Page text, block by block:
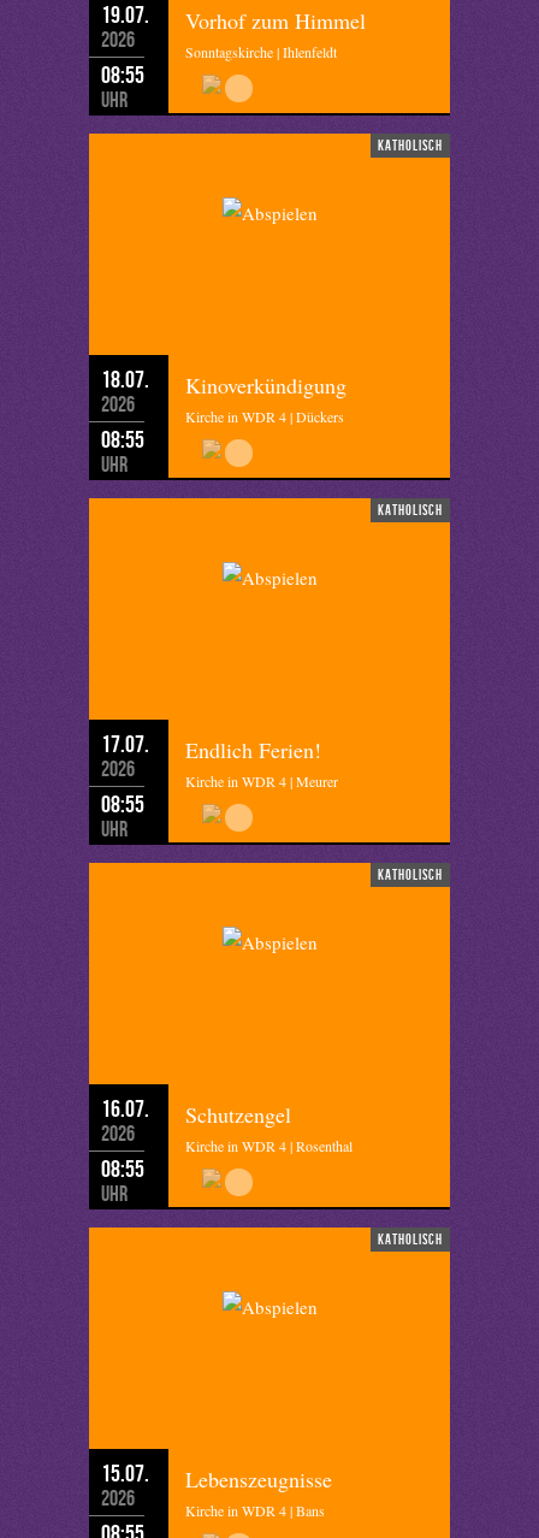
19.07.
2026
08:55
Uhr
Vorhof zum Himmel
Sonntagskirche | Ihlenfeldt
katholisch
18.07.
2026
08:55
Uhr
Kinoverkündigung
Kirche in WDR 4 | Dückers
katholisch
17.07.
2026
08:55
Uhr
Endlich Ferien!
Kirche in WDR 4 | Meurer
katholisch
16.07.
2026
08:55
Uhr
Schutzengel
Kirche in WDR 4 | Rosenthal
katholisch
15.07.
2026
08:55
Lebenszeugnisse
Kirche in WDR 4 | Bans